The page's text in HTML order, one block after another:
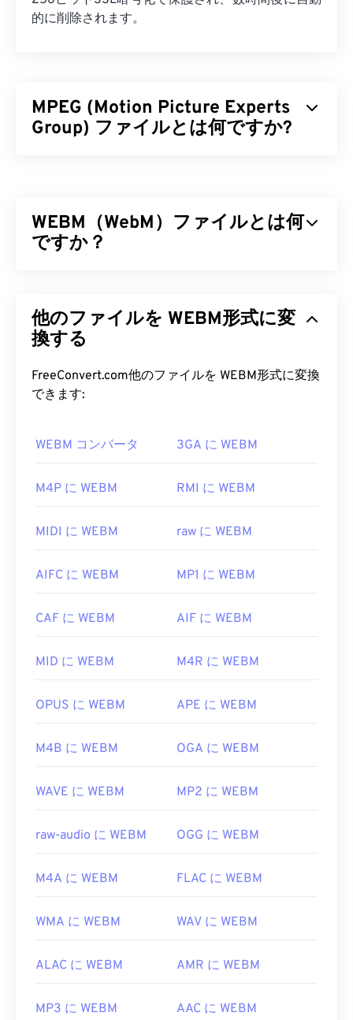
的に削除されます。
MPEG (Motion Picture Experts
Group) ファイルとは何ですか?
イル形式は、コーデック
を用いた高度な圧縮技術を
採用しており、比較的高画質で小さなファイルサイ
MPEG ファイルを開くにはどうす
ればいいですか?
MPEGファイルは、ほとんどの場合、オペレーティ
ングシステムのデフォルトのビデオプレーヤーで開
プション、字幕、メタデータタグ、メニューはサポ
ーミング再生するか、ハードウェアプレーヤーで再
MPEGファイルを開くには、サードパーティ製のソ
ファイルにMPEG-2ビデオが含まれている場合など
さい。それでもうまくいかない場合は、
開発元: Motion Picture Experts Group (MPEG)
初回リリース:1988年
https://en.wikipedia.org/wiki/
WEBM（WebM）ファイルとは何
ですか？
HTML5との互換性を考慮して設計されました。チ
ャプター、キャプション、字幕、メタデータタグ、
3Dコンテナ、ハードウェアプレーヤーをサポート
しています。WEBMは、ビデオストリームを
ればいいですか?
VLCメディアプレーヤー MPlayerは、どのオペレ
ーティングシステム（OS）でもWEBMファイルを
した他の選択肢としては、Microsoft Windows OS
があります。
れていません。そのため、コーデックは
ラウザはWEBMファイルをサポートしています。
初回リリース:2010
https://tools.google.com/dlpage/webmmf/
他のファイルを WEBM形式に変
換する
FreeConvert.com他のファイルを WEBM形式に変換
できます:
WEBM コンバータ 3GA に WEBM
M4P に WEBM RMI に WEBM
MIDI に WEBM raw に WEBM
AIFC に WEBM MP1 に WEBM
CAF に WEBM AIF に WEBM
MID に WEBM M4R に WEBM
OPUS に WEBM APE に WEBM
M4B に WEBM OGA に WEBM
WAVE に WEBM MP2 に WEBM
raw-audio に WEBM OGG に WEBM
M4A に WEBM FLAC に WEBM
WMA に WEBM WAV に WEBM
ALAC に WEBM AMR に WEBM
MP3 に WEBM AAC に WEBM